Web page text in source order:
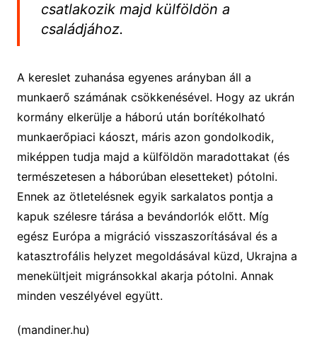
csatlakozik majd külföldön a
családjához.
A kereslet zuhanása egyenes arányban áll a
munkaerő számának csökkenésével. Hogy az ukrán
kormány elkerülje a háború után borítékolható
munkaerőpiaci káoszt, máris azon gondolkodik,
miképpen tudja majd a külföldön maradottakat (és
természetesen a háborúban elesetteket) pótolni.
Ennek az ötletelésnek egyik sarkalatos pontja a
kapuk szélesre tárása a bevándorlók előtt. Míg
egész Európa a migráció visszaszorításával és a
katasztrofális helyzet megoldásával küzd, Ukrajna a
menekültjeit migránsokkal akarja pótolni. Annak
minden veszélyével együtt.
(mandiner.hu)